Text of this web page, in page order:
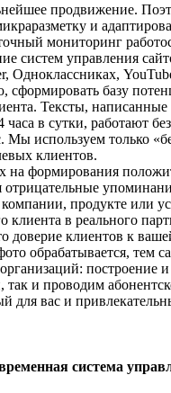
продвижение.
и
мониторинг
систем управления
Одноклассниках,
базу
Тексты,
в сутки, работают
используем только
клиентов.
на формирования
отрицательные
продукте или
клиента в реального
доверие клиентов к
обрабатывается, тем
построение
и проводим
для вас и
система